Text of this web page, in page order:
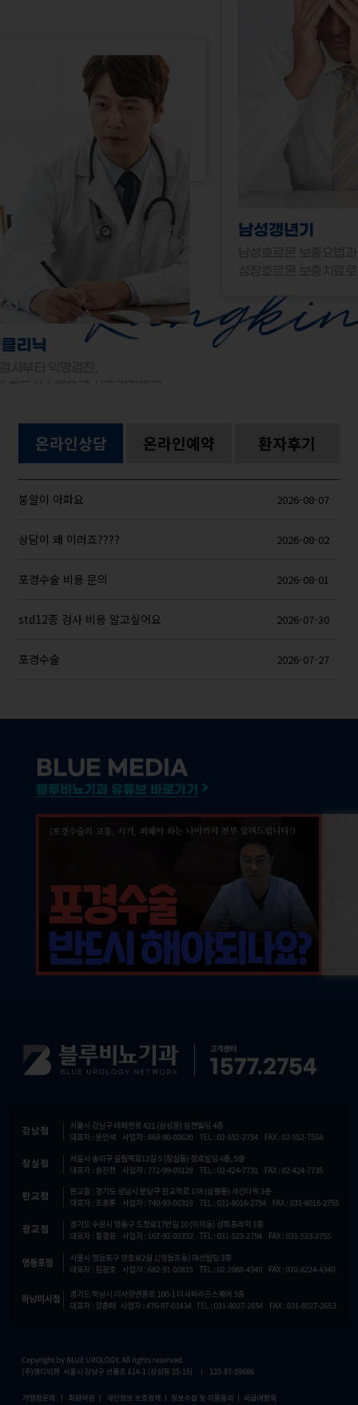
남성갱년기
남성호르몬 보충요법과
온라인상담 온라인예약 환자후기
붕알이 아파요 2026-08-07
상담이 왜 이러죠???? 2026-08-02
포경수술 비용 문의 2026-08-01
std12종 검사 비용 알고싶어요 2026-07-30
포경수술 2026-07-27
BLUE MEDIA
블루비뇨기과 유튜브 바로가기